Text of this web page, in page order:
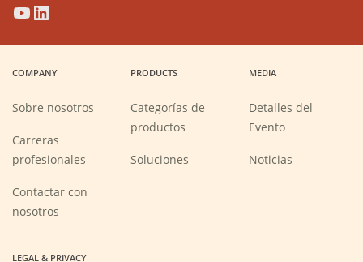
(Opens
in
new
window)
(Opens
in
new
window)
(Opens
in
new
window)
(Opens
in
new
window)
COMPANY
Sobre nosotros
Carreras
profesionales
new
Contactar con
nosotros
PRODUCTS
Categorías de
productos
Soluciones
MEDIA
Detalles del
Evento
Noticias
LEGAL & PRIVACY